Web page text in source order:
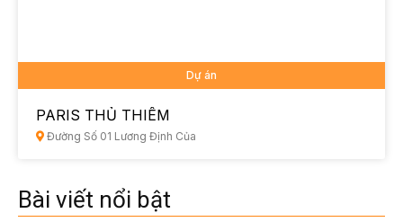
Dự án
PARIS THỦ THIÊM
Đường Số 01 Lương Định Của
Bài viết nổi bật